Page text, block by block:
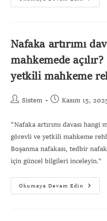
Nafaka artırımı
mahkemede
yetkili mahkeme
Sistem Kasım 15,
"Nafaka artırımı davası hangi
görevli ve yetkili mahkeme
Boşanma nafakası, tedbir
için güncel bilgileri inceleyin."
Okumaya Devam Edin